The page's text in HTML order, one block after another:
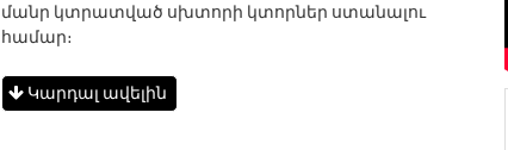
մանր կտրատված սխտորի կտորներ ստանալու
համար։
Կարդալ ավելին